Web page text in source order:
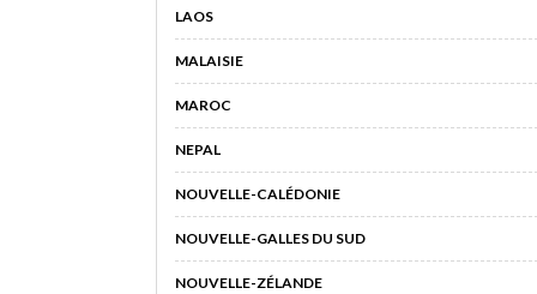
LAOS
MALAISIE
MAROC
NEPAL
NOUVELLE-CALÉDONIE
NOUVELLE-GALLES DU SUD
NOUVELLE-ZÉLANDE